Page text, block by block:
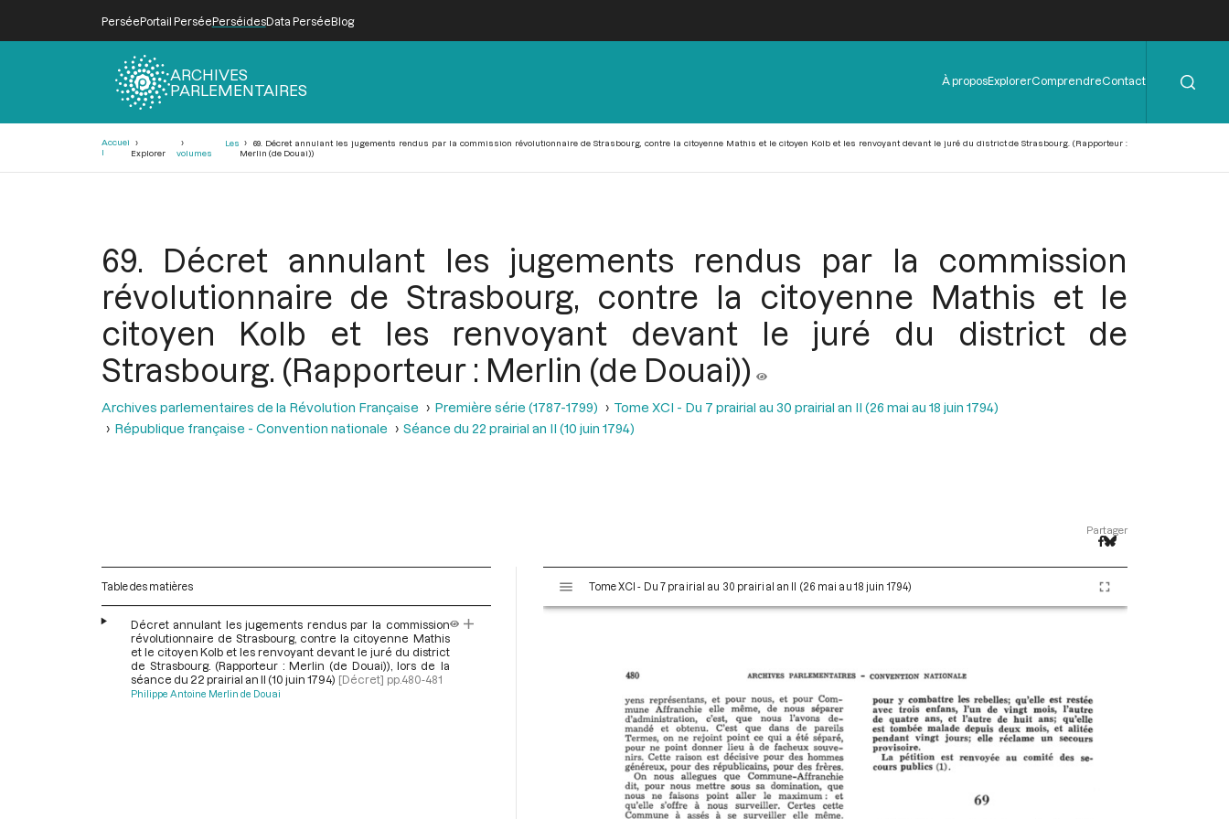
PerséePortail PerséePerséidesData PerséeBlog
ARCHIVES
PARLEMENTAIRES
Menu
de
À proposExplorerComprendreContact
Accuei
l
Explorer
Les
volumes
69. Décret annulant les jugements rendus par la commission révolutionnaire de Strasbourg, contre la citoyenne Mathis et le citoyen Kolb et les renvoyant devant le juré du district de Strasbourg. (Rapporteur :
Merlin (de Douai))
69. Décret annulant les jugements rendus par la commission
révolutionnaire de Strasbourg, contre la citoyenne Mathis et le
citoyen Kolb et les renvoyant devant le juré du district de
Strasbourg. (Rapporteur : Merlin (de Douai))
Archives parlementaires de la Révolution Française Première série (1787-1799)
Tome XCI - Du 7 prairial au 30 prairial an II (26 mai au 18 juin 1794)
République française - Convention nationale
Séance du 22 prairial an II (10 juin 1794)
Partager
Table des matières
Décret annulant les jugements rendus par la commission
révolutionnaire de Strasbourg, contre la citoyenne Mathis
et le citoyen Kolb et les renvoyant devant le juré du district
de Strasbourg. (Rapporteur : Merlin (de Douai)), lors de la
séance du 22 prairial an II (10 juin 1794) [Décret] pp.480-481
Philippe Antoine Merlin de Douai
s
Tome XCI - Du 7 prairial au 30 prairial an II (26 mai au 18 juin 1794)